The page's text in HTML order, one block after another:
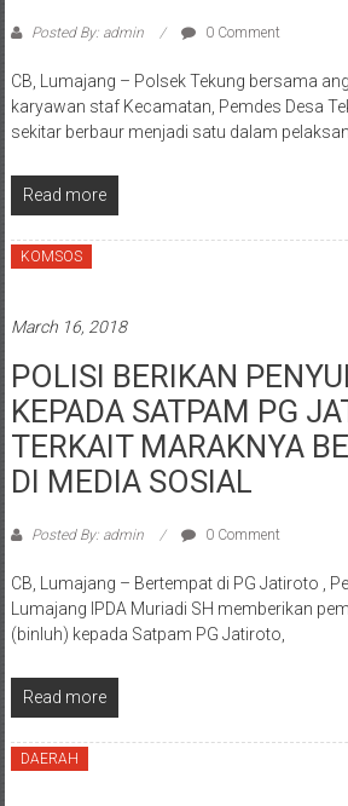
Posted By: admin 0 Comment
CB, Lumajang – Polsek Tekung bersama
karyawan staf Kecamatan, Pemdes Desa
sekitar berbaur menjadi satu dalam
Read more
KOMSOS
March 16, 2018
POLISI BERIKAN
KEPADA SATPAM PG
TERKAIT MARAKNYA
DI MEDIA SOSIAL
Posted By: admin 0 Comment
CB, Lumajang – Bertempat di PG Jatiroto ,
Lumajang IPDA Muriadi SH memberikan
(binluh) kepada Satpam PG Jatiroto,
Read more
DAERAH